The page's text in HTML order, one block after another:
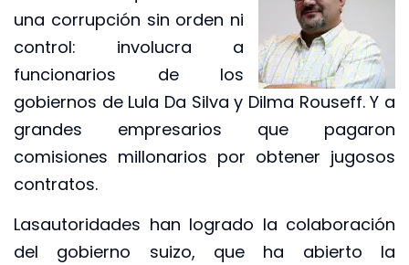
una corrupción sin orden ni
control: involucra a
funcionarios de los
gobiernos de Lula Da Silva y Dilma Rouseff. Y a
grandes empresarios que pagaron
comisiones millonarios por obtener jugosos
contratos.
Lasautoridades han logrado la colaboración
del gobierno suizo, que ha abierto la